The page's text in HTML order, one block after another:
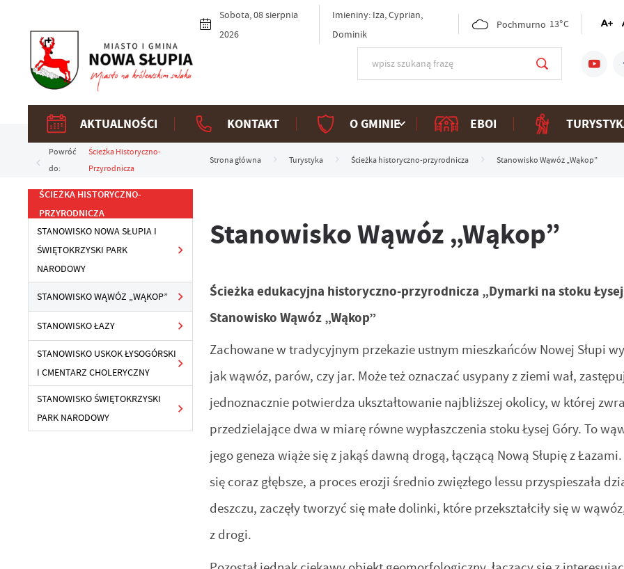
Sobota, 08 sierpnia
2026
Imieniny: Iza, Cyprian,
Dominik
Pochmurno 13°C
AKTUALNOŚCI KONTAKT O GMINIE EBOI
Powróć
do:
Ścieżka Historyczno-
Przyrodnicza
Strona główna Turystyka Ścieżka historyczno-przyrodnicza Stanowisko Wąwóz „Wąkop”
ŚCIEŻKA HISTORYCZNO-
PRZYRODNICZA
STANOWISKO NOWA SŁUPIA I
ŚWIĘTOKRZYSKI PARK
NARODOWY
STANOWISKO WĄWÓZ „WĄKOP”
STANOWISKO ŁAZY
STANOWISKO USKOK ŁYSOGÓRSKI
I CMENTARZ CHOLERYCZNY
STANOWISKO ŚWIĘTOKRZYSKI
PARK NARODOWY
Stanowisko Wąwóz „Wąkop”
Ścieżka edukacyjna historyczno-przyrodnicza „Dymarki na stoku
Stanowisko Wąwóz „Wąkop”
Zachowane w tradycyjnym przekazie ustnym mieszkańców Nowej Słupi
jak wąwóz, parów, czy jar. Może też oznaczać usypany z ziemi wał,
jednoznacznie potwierdza ukształtowanie najbliższej okolicy, w której
przedzielające dwa w miarę równe wypłaszczenia stoku Łysej Góry. To
jego geneza wiąże się z jakąś dawną drogą, łączącą Nową Słupię z
się coraz głębsze, a proces erozji średnio zwięzłego lessu przyspieszała
deszczu, zaczęły tworzyć się małe dolinki, które przekształciły się w
z drogi.